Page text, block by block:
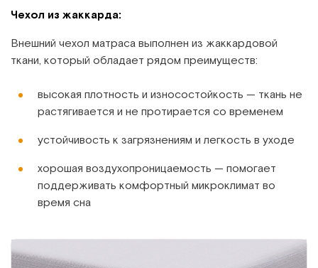
Чехол из жаккарда:
Внешний чехол матраса выполнен из жаккардовой
ткани, который обладает рядом преимуществ:
высокая плотность и износостойкость — ткань не
растягивается и не протирается со временем
устойчивость к загрязнениям и легкость в уходе
хорошая воздухопроницаемость — помогает
поддерживать комфортный микроклимат во
время сна